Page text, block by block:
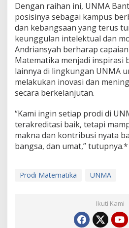
Dengan raihan ini, UNMA
posisinya sebagai kampus
dan kebangsaan yang terus
keunggulan intelektual dan
Andriansyah berharap
Matematika menjadi inspirasi
lainnya di lingkungan UNMA
melakukan inovasi dan
secara berkelanjutan.
“Kami ingin setiap prodi di
terakreditasi baik, tetapi
makna dan kontribusi nyata
bangsa, dan umat,” tutupnya.*
Prodi Matematika UNMA
Ikuti Kami